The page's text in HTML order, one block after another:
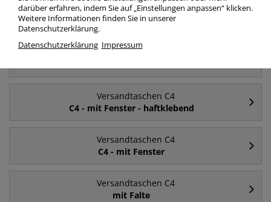
Versandtaschen C4
mit Fenster
Versandtaschen C4
Versandtaschen C4
C4 - mit Fenster - haftklebend
Versandtaschen C4
C4 - mit Fenster
Versandtaschen C4
mit Falte
darüber erfahren, indem Sie auf „Einstellungen anpassen“ klicken.
Weitere Informationen finden Sie in unserer
Datenschutzerklärung.
Datenschutzerklärung Impressum